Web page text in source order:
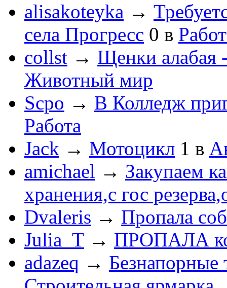
alisakoteyka →
села Прогресс 0 в
collst → Щенки алабая
Животный мир
Scpo → В Колледж
Работа
Jack → Мотоцикл 1 в
amichael → Закупаем
хранения,с гос
Dvaleris → Пропала
Julia_T → ПРОПАЛА
adazeq → Безнапорные